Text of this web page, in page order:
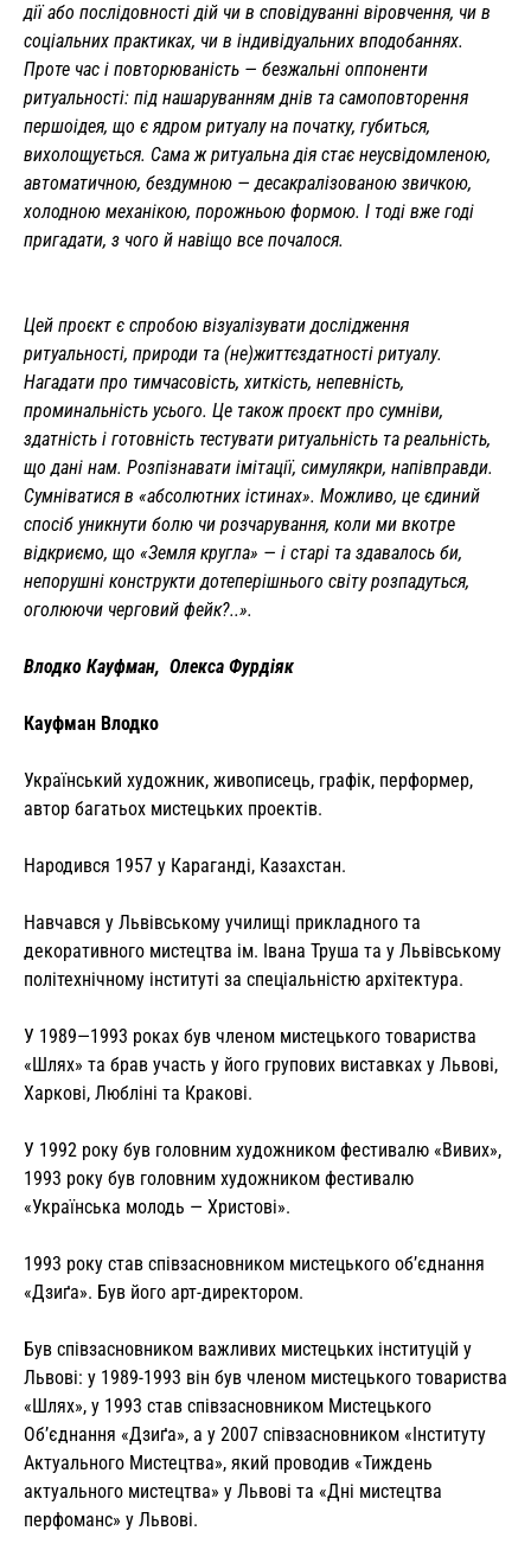
дії або послідовності дій чи в сповідуванні віровчення, чи в
соціальних практиках, чи в індивідуальних вподобаннях.
Проте час і повторюваність — безжальні оппоненти
ритуальності: під нашаруванням днів та самоповторення
першоідея, що є ядром ритуалу на початку, губиться,
вихолощується. Сама ж ритуальна дія стає неусвідомленою,
автоматичною, бездумною — десакралізованою звичкою,
холодною механікою, порожньою формою. І тоді вже годі
пригадати, з чого й навіщо все почалося.
Цей проєкт є спробою візуалізувати дослідження
ритуальності, природи та (не)життєздатності ритуалу.
Нагадати про тимчасовість, хиткість, непевність,
проминальність усього. Це також проєкт про сумніви,
здатність і готовність тестувати ритуальність та реальність,
що дані нам. Розпізнавати імітації, симулякри, напівправди.
Сумніватися в «абсолютних істинах». Можливо, це єдиний
спосіб уникнути болю чи розчарування, коли ми вкотре
відкриємо, що «Земля кругла» — і старі та здавалось би,
непорушні конструкти дотеперішнього світу розпадуться,
оголюючи черговий фейк?..».
Влодко Кауфман, Олекса Фурдіяк
Кауфман Влодко
Український художник, живописець, графік, перформер,
автор багатьох мистецьких проектів.
Народився 1957 у Караганді, Казахстан.
Навчався у Львівському училищі прикладного та
декоративного мистецтва ім. Івана Труша та у Львівському
політехнічному інституті за спеціальністю архітектура.
У 1989—1993 роках був членом мистецького товариства
«Шлях» та брав участь у його групових виставках у Львові,
Харкові, Любліні та Кракові.
У 1992 року був головним художником фестивалю «Вивих»,
1993 року був головним художником фестивалю
«Українська молодь — Христові».
1993 року став співзасновником мистецького об’єднання
«Дзиґа». Був його арт-директором.
Був співзасновником важливих мистецьких інституцій у
Львові: у 1989-1993 він був членом мистецького товариства
«Шлях», у 1993 став співзасновником Мистецького
Об’єднання «Дзиґа», а у 2007 співзасновником «Інституту
Актуального Мистецтва», який проводив «Тиждень
актуального мистецтва» у Львові та «Дні мистецтва
перфоманс» у Львові.